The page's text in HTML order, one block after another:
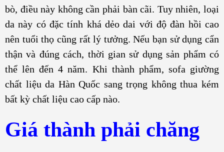
bò, điều này không cần phải bàn cãi. Tuy nhiên, loại
da này có đặc tính khá dẻo dai với độ đàn hồi cao
nên tuổi thọ cũng rất lý tưởng. Nếu bạn sử dụng cẩn
thận và đúng cách, thời gian sử dụng sản phẩm có
thể lên đến 4 năm. Khi thành phẩm, sofa giường
chất liệu da Hàn Quốc sang trọng không thua kém
bất kỳ chất liệu cao cấp nào.
Giá thành phải chăng